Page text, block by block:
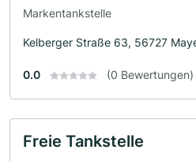
Markentankstelle
Kelberger Straße 63, 56727
0.0 (0 Bewertungen)
Freie Tankstelle